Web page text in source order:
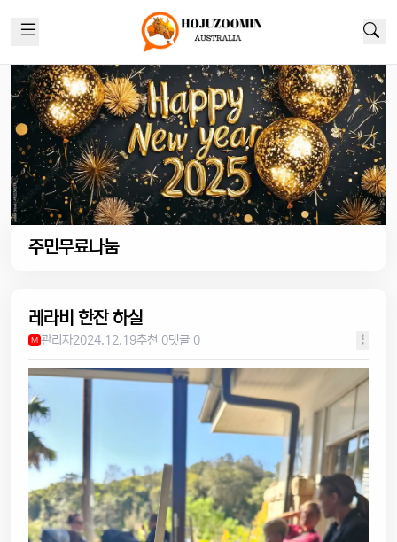
주민무료나눔
레라비 한잔 하실
M 관리자2024.12.19추천 0댓글 0